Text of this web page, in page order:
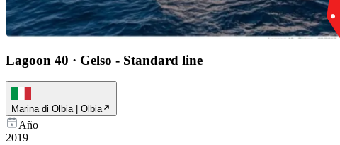
Lagoon 40 · Gelso - Standard line
Marina di Olbia | Olbia
Año
2019